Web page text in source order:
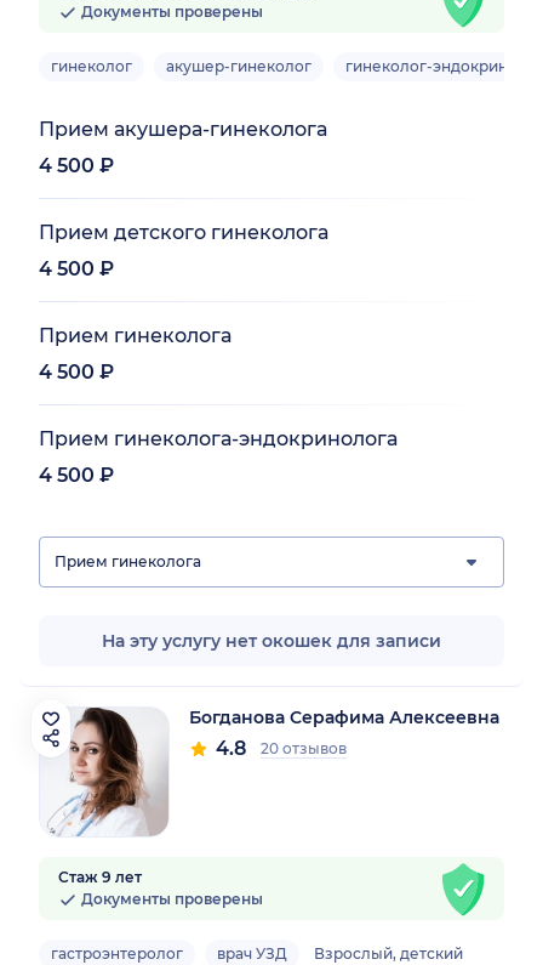
Документы проверены
гинеколог акушер-гинеколог гинеколог-эндокринолог
Прием акушера-гинеколога
4 500 ₽
Прием детского гинеколога
4 500 ₽
Прием гинеколога
4 500 ₽
Прием гинеколога-эндокринолога
4 500 ₽
Прием гинеколога
На эту услугу нет окошек для записи
Богданова Серафима Алексеевна
4.8 20 отзывов
Стаж 9 лет
Документы проверены
гастроэнтеролог врач УЗД Взрослый, детский